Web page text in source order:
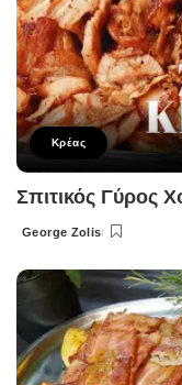
Κρέας
Σπιτικός Γύρος
Posted
George Zolis